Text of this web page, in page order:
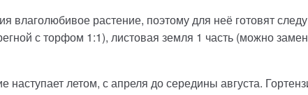
влаголюбивое растение, поэтому для неё готовят
с торфом 1:1), листовая земля 1 часть (можно
наступает летом, с апреля до середины августа.